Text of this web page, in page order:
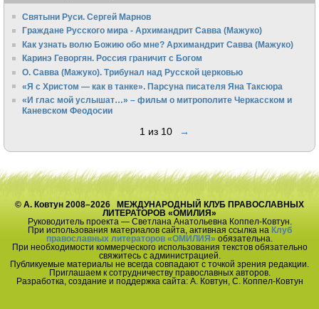
Святыни Руси. Сергей Марнов
Граждане Русского мира - Архимандрит Савва (Мажуко)
Как узнать волю Божию обо мне? Архимандрит Савва (Мажуко)
Каринэ Геворгян. Россия граничит с Богом
О. Савва (Мажуко). Трибунал над Русской церковью
«Я с Христом — как в танке». Парсуна писателя Яна Таксюра
«И глас мой услышат…» – фильм о митрополите Черкасском и
Каневском Феодосии
1 из 10 →
© А. Ковтун 2008–2026 МЕЖДУНАРОДНЫЙ КЛУБ ПРАВОСЛАВНЫХ
ЛИТЕРАТОРОВ «ОМИЛИЯ»
Руководитель проекта — Светлана Анатольевна Коппел-Ковтун.
При использования материалов сайта, активная ссылка на Клуб
православных литераторов «ОМИЛИЯ» обязательна.
При необходимости коммерческого использования текстов обязательно
свяжитесь с администрацией.
Публикуемые материалы не всегда совпадают с точкой зрения редакции.
Приглашаем к сотрудничеству православных авторов.
Разработка, создание и поддержка сайта: А. Ковтун, С. Коппел-Ковтун